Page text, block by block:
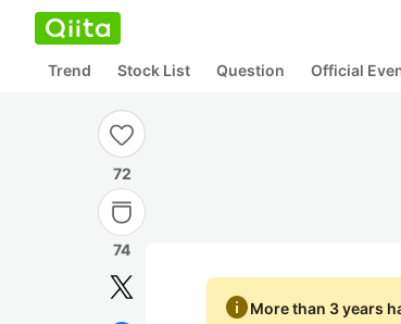
Trend Stock List Question Official
72
74
infoMore than 3 years